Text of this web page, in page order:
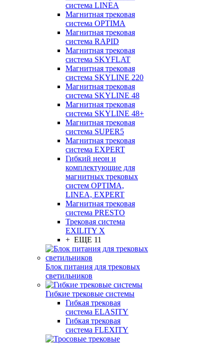
система LINEA
Магнитная трековая
система OPTIMA
Магнитная трековая
система RAPID
Магнитная трековая
система SKYFLAT
Магнитная трековая
система SKYLINE 220
Магнитная трековая
система SKYLINE 48
Магнитная трековая
система SKYLINE 48+
Магнитная трековая
система SUPER5
Магнитная трековая
система EXPERT
Гибкий неон и
комплектующие для
магнитных трековых
систем OPTIMA,
LINEA, EXPERT
Магнитная трековая
система PRESTO
Трековая система
EXILITY X
+ ЕЩЕ 11
Блок питания для трековых
светильников
Гибкие трековые системы
Гибкая трековая
система ELASITY
Гибкая трековая
система FLEXITY